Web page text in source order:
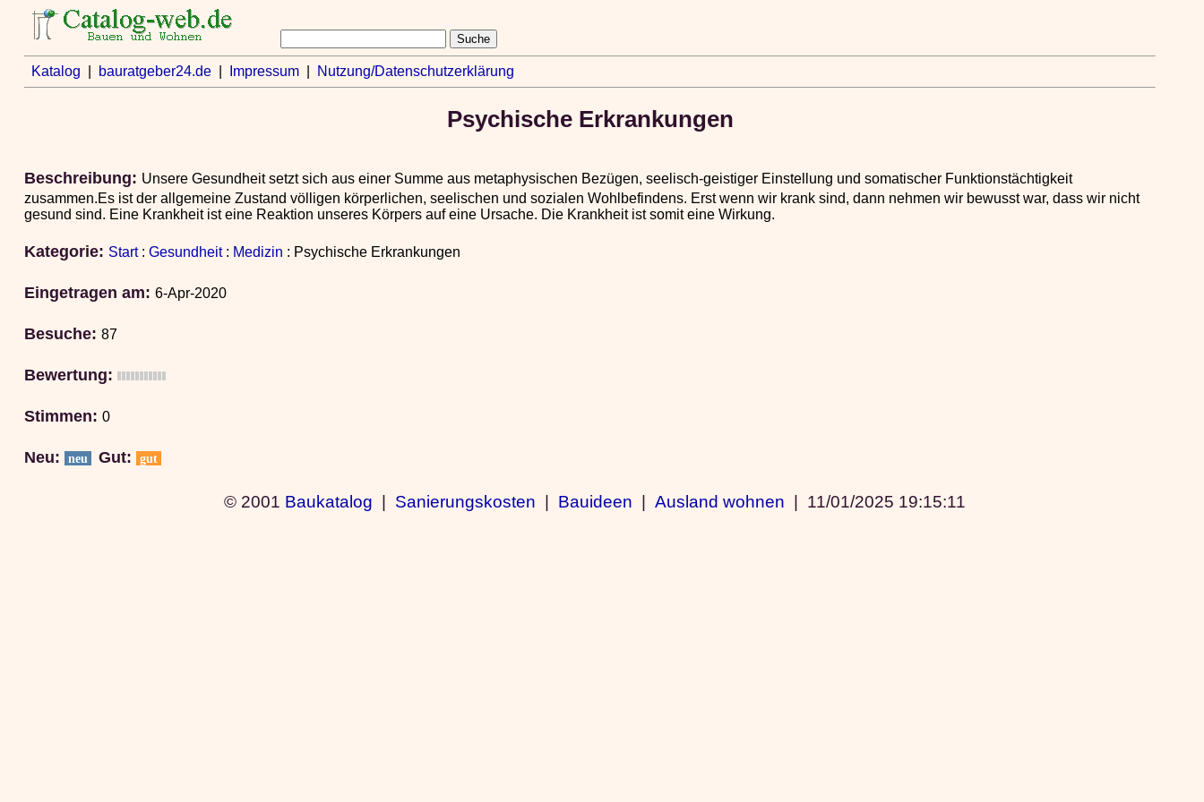
Katalog bauratgeber24.de| Impressum| Nutzung/Datenschutzerklärung
Psychische Erkrankungen
Beschreibung: Unsere Gesundheit setzt sich aus einer Summe aus metaphysischen Bezügen, seelisch-geistiger Einstellung und somatischer Funktionstächtigkeit
zusammen.Es ist der allgemeine Zustand völligen körperlichen, seelischen und sozialen Wohlbefindens. Erst wenn wir krank sind, dann nehmen wir bewusst war, dass wir nicht
gesund sind. Eine Krankheit ist eine Reaktion unseres Körpers auf eine Ursache. Die Krankheit ist somit eine Wirkung.
Kategorie: Start: Gesundheit: Medizin : Psychische Erkrankungen
Eingetragen am: 6-Apr-2020
Besuche: 87
Bewertung:
Stimmen: 0
Neu: neu Gut: gut
© 2001 Baukatalog | Sanierungskosten | Bauideen | Ausland wohnen | 11/01/2025 19:15:11